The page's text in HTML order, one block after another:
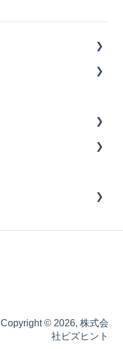
Copyright © 2026, 株式会
社ビズヒント